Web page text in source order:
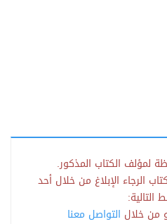
لمؤلف الكتاب المذكور.
الرجاء الإبلاغ من خلال أحد
التالية:
من خلال التواصل معنا